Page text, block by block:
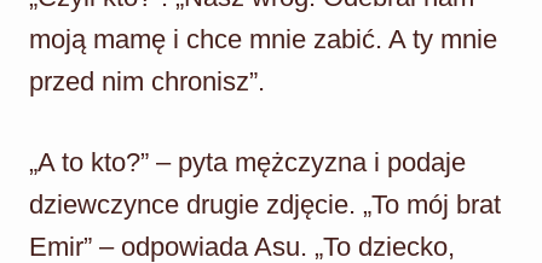
moją mamę i chce mnie zabić. A ty mnie
przed nim chronisz”.
„A to kto?” – pyta mężczyzna i podaje
dziewczynce drugie zdjęcie. „To mój brat
Emir” – odpowiada Asu. „To dziecko,